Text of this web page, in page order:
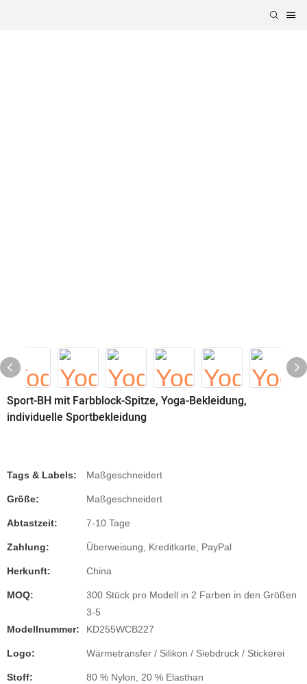
Sport-BH mit Farbblock-Spitze, Yoga-Bekleidung,
individuelle Sportbekleidung
Tags & Labels: Maßgeschneidert
Größe: Maßgeschneidert
Abtastzeit: 7-10 Tage
Zahlung: Überweisung, Kreditkarte, PayPal
Herkunft: China
MOQ:
300 Stück pro Modell in 2 Farben in den Größen
3-5
Modellnummer:
KD255WCB227
Logo: Wärmetransfer / Silikon / Siebdruck / Stickerei
Stoff: 80 % Nylon, 20 % Elasthan